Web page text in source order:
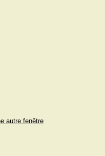
autre fenêtre